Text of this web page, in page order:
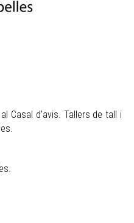
Casal d’avis. Tallers de tall i